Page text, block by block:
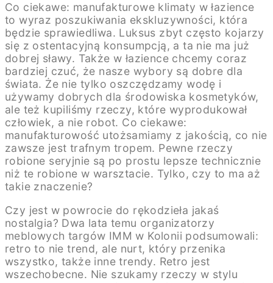
TO
CHŁODZĄCĄ
ATMOSFERĘ
TEGO
MIEJSCA.
PODOBNIE
JEST
W
ŁAZIENKACH.
W
POKOJACH
HOTELOWYCH
WANNY
UMIESZCZONO
ZARAZ
PRZY
ŁÓŻKU.
/
FOT.
ALL
SUITE
HOTEL
TO
CHŁODZĄCĄ
ATMOSFERĘ
TEGO
MIEJSCA.
PODOBNIE
JEST
W
ŁAZIENKACH.
W
POKOJACH
HOTELOWYCH
WANNY
UMIESZCZONO
ZARAZ
PRZY
ŁÓŻKU.
/
FOT.
ALL
SUITE
HOTEL
Co ciekawe: manufakturowe klimaty w łazience
to wyraz poszukiwania ekskluzywności, która
będzie sprawiedliwa. Luksus zbyt często kojarzy
się z ostentacyjną konsumpcją, a ta nie ma już
dobrej sławy. Także w łazience chcemy coraz
bardziej czuć, że nasze wybory są dobre dla
świata. Że nie tylko oszczędzamy wodę i
używamy dobrych dla środowiska kosmetyków,
ale też kupiliśmy rzeczy, które wyprodukował
człowiek, a nie robot. Co ciekawe:
manufakturowość utożsamiamy z jakością, co nie
zawsze jest trafnym tropem. Pewne rzeczy
robione seryjnie są po prostu lepsze technicznie
niż te robione w warsztacie. Tylko, czy to ma aż
takie znaczenie?
Czy jest w powrocie do rękodzieła jakaś
nostalgia? Dwa lata temu organizatorzy
meblowych targów IMM w Kolonii podsumowali:
retro to nie trend, ale nurt, który przenika
wszystko, także inne trendy. Retro jest
wszechobecne. Nie szukamy rzeczy w stylu